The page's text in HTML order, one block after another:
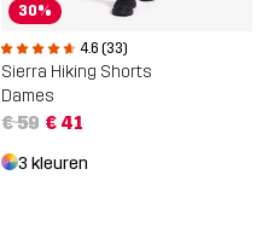
30%
4.6 (33)
Sierra Hiking Shorts
Dames
€ 59 € 41
3 kleuren